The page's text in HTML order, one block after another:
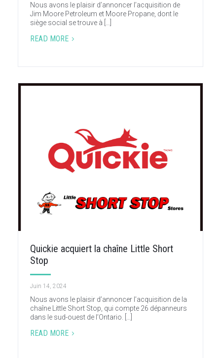
Nous avons le plaisir d’annoncer l’acquisition de
Jim Moore Petroleum et Moore Propane, dont le
siège social se trouve à […]
READ MORE 5
Quickie acquiert la chaîne Little Short
Stop
Juin 14, 2024
Nous avons le plaisir d’annoncer l’acquisition de la
chaîne Little Short Stop, qui compte 26 dépanneurs
dans le sud-ouest de l’Ontario. […]
READ MORE 5